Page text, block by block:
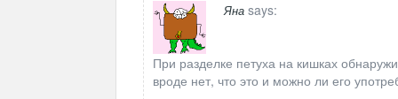
Яна says:
При разделке петуха на кишках
вроде нет, что это и можно ли его